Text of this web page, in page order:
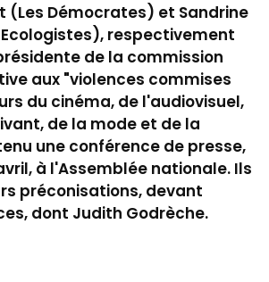
(Les Démocrates) et Sandrine
Ecologistes), respectivement
de la commission
aux "violences commises
du cinéma, de l'audiovisuel,
de la mode et de la
une conférence de presse,
à l'Assemblée nationale. Ils
préconisations, devant
dont Judith Godrèche.